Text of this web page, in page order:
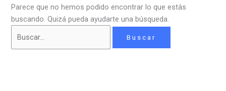
Parece que no hemos podido encontrar lo que estás
buscando. Quizá pueda ayudarte una búsqueda.